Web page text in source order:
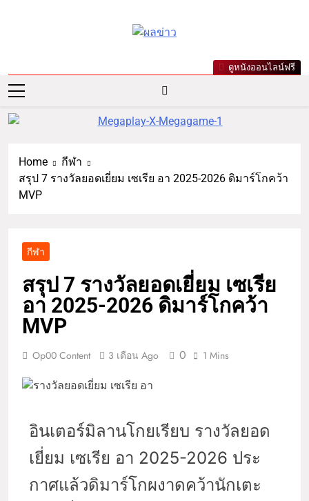
ผลข่าว.com
เกาะกระแสดารา ข่าวกีฬารอบ
โลก เลขเด็ดหวยดัง ตรวจหวย
ดูหนังออนไลน์ฟรี
Home
กีฬา
สรุป 7 รางวัลยอดเยี่ยม เซเรีย อา 2025-2026 ดิมาร์โกคว้า
MVP
กีฬา
สรุป 7 รางวัลยอดเยี่ยม เซเรีย
อา 2025-2026 ดิมาร์โกคว้า
MVP
Op00 Content 3 เดือน Ago 0 1 Mins
อินเตอร์มิลานโกยเรียบ รางวัลยอด
เยี่ยม เซเรีย อา 2025-2026 ประ
กาศแล้วดิมาร์โกผงาดคว้านักเตะ